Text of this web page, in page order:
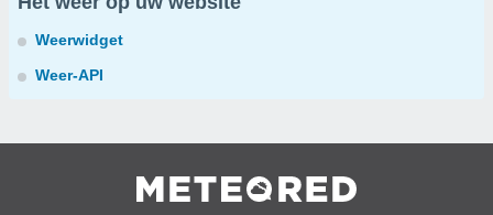
Weerwidget
Weer-API